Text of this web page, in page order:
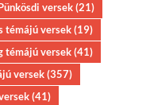
versek(21)
témájú versek(19)
témájú versek(41)
versek(357)
(41)